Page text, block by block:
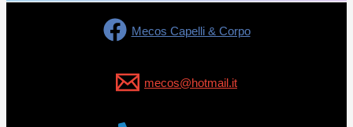
Mecos Capelli & Corpo
mecos@hotmail.it